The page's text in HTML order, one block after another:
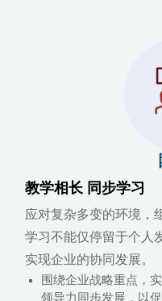
教学相长 同步学习
应对复杂多变的环境，
学习不能仅停留于个人
实现企业的协同发展。
围绕企业战略重点，
领导力同步发展，以促